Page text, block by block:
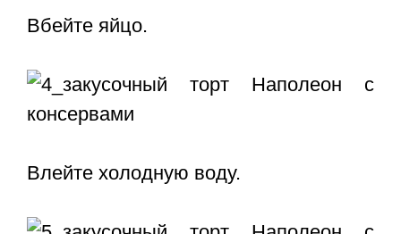
Вбейте яйцо.
Влейте холодную воду.